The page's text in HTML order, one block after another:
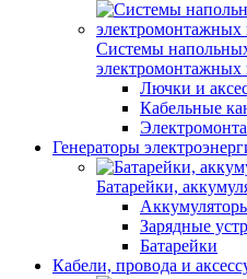
Системы
электромонтажных
Лючки и
Кабельные
Генераторы
Батарейки,
Зарядные
Батарейки
Кабели, провода и